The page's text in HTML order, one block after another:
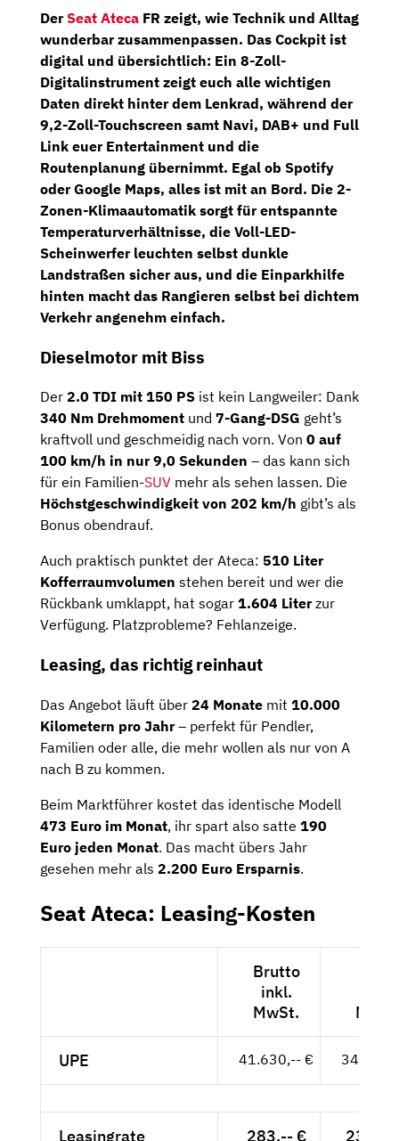
DerSeat Ateca FR zeigt, wie Technik und Alltag
wunderbar zusammenpassen. Das Cockpit ist
digital und übersichtlich: Ein 8-Zoll-
Digitalinstrument zeigt euch alle wichtigen
Daten direkt hinter dem Lenkrad, während der
9,2-Zoll-Touchscreen samt Navi, DAB+ und Full
Link euer Entertainment und die
Routenplanung übernimmt. Egal ob Spotify
oder Google Maps, alles ist mit an Bord. Die 2-
Zonen-Klimaautomatik sorgt für entspannte
Temperaturverhältnisse, die Voll-LED-
Scheinwerferleuchten selbst dunkle
Landstraßen sicher aus, und die Einparkhilfe
hinten macht das Rangieren selbst bei dichtem
Verkehr angenehm einfach.
Dieselmotor mit Biss
Der 2.0 TDI mit 150 PS ist kein Langweiler: Dank
340 Nm Drehmoment und 7-Gang-DSG geht’s
kraftvoll und geschmeidig nach vorn. Von 0 auf
100 km/h in nur 9,0 Sekunden – das kann sich
für ein Familien-SUV mehr als sehen lassen. Die
Höchstgeschwindigkeit von 202 km/h gibt’s als
Bonus obendrauf.
Auch praktisch punktet der Ateca: 510 Liter
Kofferraumvolumen stehen bereit und wer die
Rückbank umklappt, hat sogar 1.604 Literzur
Verfügung. Platzprobleme? Fehlanzeige.
Leasing, das richtig reinhaut
Das Angebot läuft über 24 Monate mit 10.000
Kilometern pro Jahr– perfekt für Pendler,
Familien oder alle, die mehr wollen als nur von A
nach B zu kommen.
Beim Marktführer kostet das identische Modell
473 Euro im Monat, ihr spart also satte 190
Euro jeden Monat. Das macht übers Jahr
gesehen mehr als 2.200 Euro Ersparnis.
Seat Ateca: Leasing-Kosten
Brutto
inkl.
MwSt.
UPE 41.630,-- €
Leasingrate 283,-- €